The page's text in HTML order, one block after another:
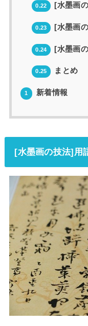
0.22 [水墨画
0.23 [水墨画
0.24 [水墨画
0.25 まとめ
1 新着情報
[水墨画の技法]用